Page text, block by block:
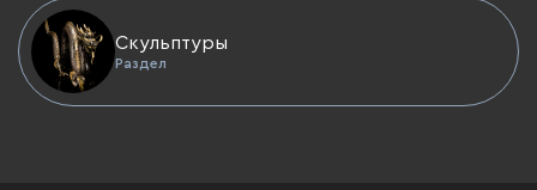
Скульптуры
Раздел